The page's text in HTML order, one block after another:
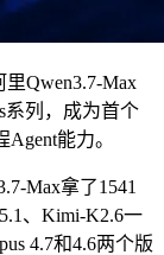
Qwen3.7-Max
系列，成为首个
能力。
Max拿了1541
、Kimi-K2.6一
4.7和4.6两个版